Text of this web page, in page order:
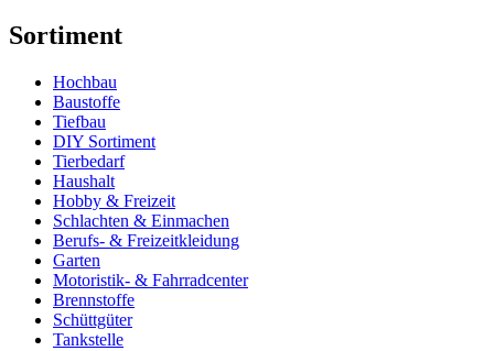
Sortiment
Hochbau
Baustoffe
Tiefbau
DIY Sortiment
Tierbedarf
Haushalt
Hobby & Freizeit
Schlachten & Einmachen
Berufs- & Freizeitkleidung
Garten
Motoristik- & Fahrradcenter
Brennstoffe
Schüttgüter
Tankstelle